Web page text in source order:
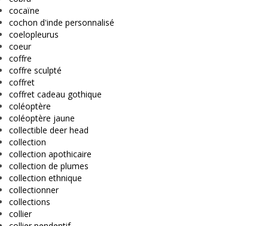
cocaïne
cochon d'inde personnalisé
coelopleurus
coeur
coffre
coffre sculpté
coffret
coffret cadeau gothique
coléoptère
coléoptère jaune
collectible deer head
collection
collection apothicaire
collection de plumes
collection ethnique
collectionner
collections
collier